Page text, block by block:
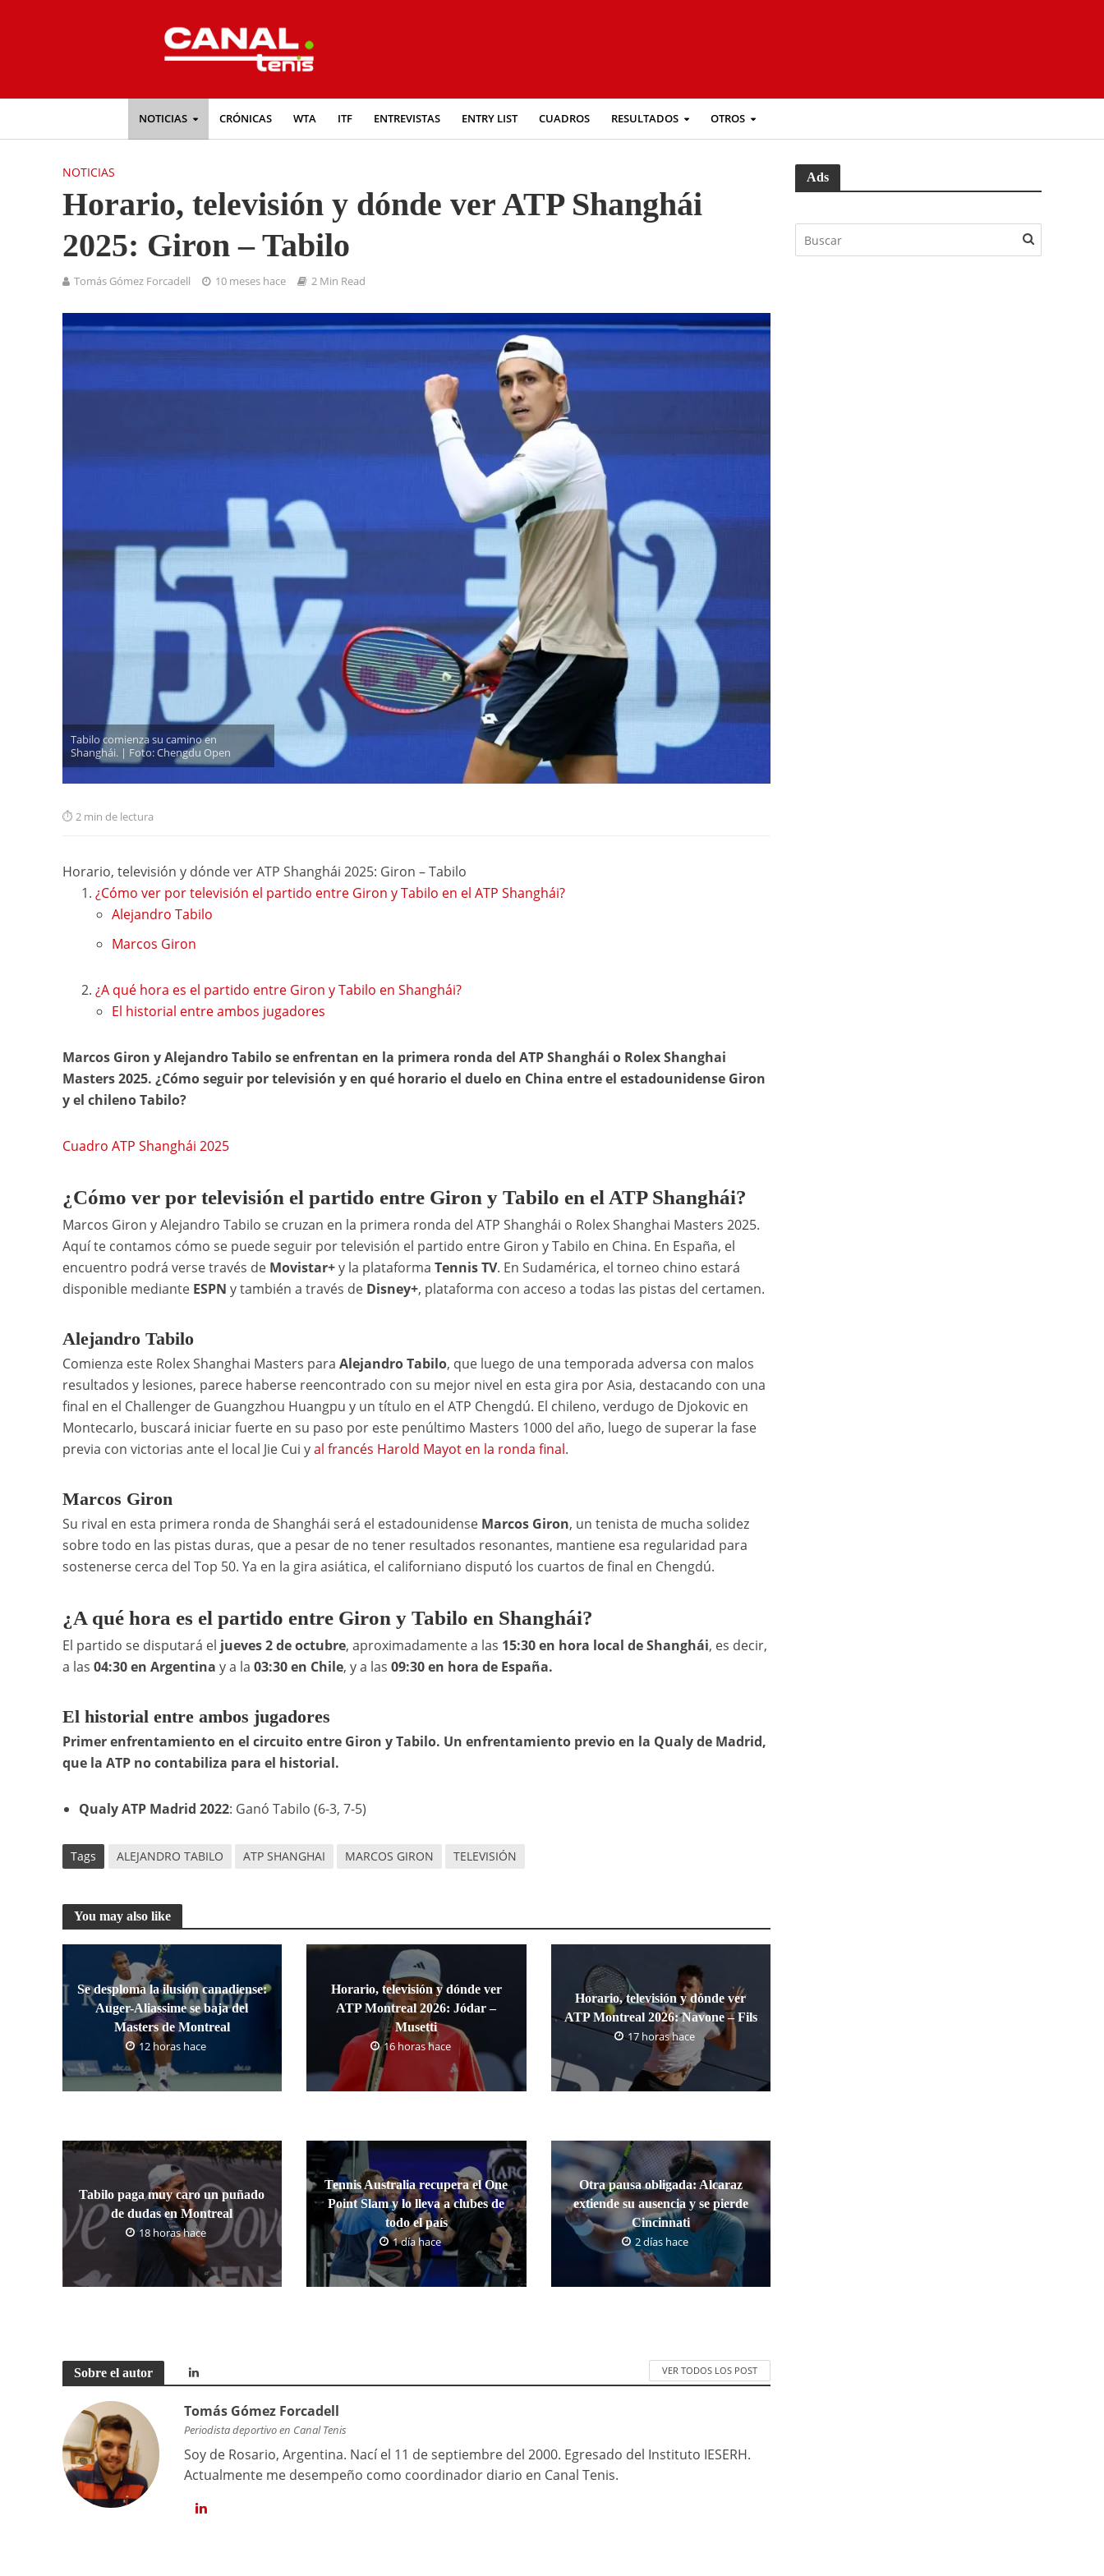
NOTICIAS CRÓNICAS WTA ITF ENTREVISTAS ENTRY LIST CUADROS RESULTADOS OTROS
NOTICIAS
Horario, televisión y dónde ver ATP Shanghái
2025: Giron – Tabilo
Tomás Gómez Forcadell 10 meses hace 2 Min Read
Tabilo comienza su camino en
Shanghái. | Foto: Chengdu Open
2 min de lectura
Horario, televisión y dónde ver ATP Shanghái 2025: Giron – Tabilo
¿Cómo ver por televisión el partido entre Giron y Tabilo en el ATP Shanghái?
Alejandro Tabilo
Marcos Giron
¿A qué hora es el partido entre Giron y Tabilo en Shanghái?
El historial entre ambos jugadores
Marcos Giron y Alejandro Tabilo se enfrentan en la primera ronda del ATP Shanghái o Rolex Shanghai
Masters 2025. ¿Cómo seguir por televisión y en qué horario el duelo en China entre el estadounidense Giron
y el chileno Tabilo?
Cuadro ATP Shanghái 2025
¿Cómo ver por televisión el partido entre Giron y Tabilo en el ATP Shanghái?
Marcos Giron y Alejandro Tabilo se cruzan en la primera ronda del ATP Shanghái o Rolex Shanghai Masters 2025.
Aquí te contamos cómo se puede seguir por televisión el partido entre Giron y Tabilo en China. En España, el
encuentro podrá verse través de Movistar+y la plataforma Tennis TV. En Sudamérica, el torneo chino estará
disponible mediante ESPN y también a través de Disney+, plataforma con acceso a todas las pistas del certamen.
Alejandro Tabilo
Comienza este Rolex Shanghai Masters para Alejandro Tabilo, que luego de una temporada adversa con malos
resultados y lesiones, parece haberse reencontrado con su mejor nivel en esta gira por Asia, destacando con una
final en el Challenger de Guangzhou Huangpu y un título en el ATP Chengdú. El chileno, verdugo de Djokovic en
Montecarlo, buscará iniciar fuerte en su paso por este penúltimo Masters 1000 del año, luego de superar la fase
previa con victorias ante el local Jie Cui yal francés Harold Mayot en la ronda final.
Marcos Giron
Su rival en esta primera ronda de Shanghái será el estadounidenseMarcos Giron, un tenista de mucha solidez
sobre todo en las pistas duras, que a pesar de no tener resultados resonantes, mantiene esa regularidad para
sostenerse cerca del Top 50. Ya en la gira asiática, el californiano disputó los cuartos de final en Chengdú.
¿A qué hora es el partido entre Giron y Tabilo en Shanghái?
El partido se disputará el jueves 2 de octubre, aproximadamente a las 15:30 en hora local de Shanghái, es decir,
a las 04:30 en Argentina y a la 03:30 en Chile, y a las 09:30 en hora de España.
El historial entre ambos jugadores
Primer enfrentamiento en el circuito entre Giron y Tabilo. Un enfrentamiento previo en la Qualy de Madrid,
que la ATP no contabiliza para el historial.
Qualy ATP Madrid 2022: Ganó Tabilo (6-3, 7-5)
Tags ALEJANDRO TABILO ATP SHANGHAI MARCOS GIRON TELEVISIÓN
You may also like
Se desploma la ilusión canadiense:
Auger-Aliassime se baja del
Masters de Montreal
12 horas hace
Horario, televisión y dónde ver
ATP Montreal 2026: Jódar –
Musetti
16 horas hace
Horario, televisión y dónde ver
ATP Montreal 2026: Navone – Fils
17 horas hace
Tabilo paga muy caro un puñado
de dudas en Montreal
18 horas hace
Tennis Australia recupera el One
Point Slam y lo lleva a clubes de
todo el país
1 día hace
Otra pausa obligada: Alcaraz
extiende su ausencia y se pierde
Cincinnati
2 días hace
Sobre el autor VER TODOS LOS POST
Tomás Gómez Forcadell
Periodista deportivo en Canal Tenis
Soy de Rosario, Argentina. Nací el 11 de septiembre del 2000. Egresado del Instituto IESERH.
Actualmente me desempeño como coordinador diario en Canal Tenis.
Ads